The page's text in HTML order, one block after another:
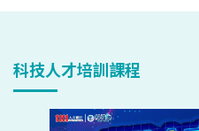
科技人才培訓課程